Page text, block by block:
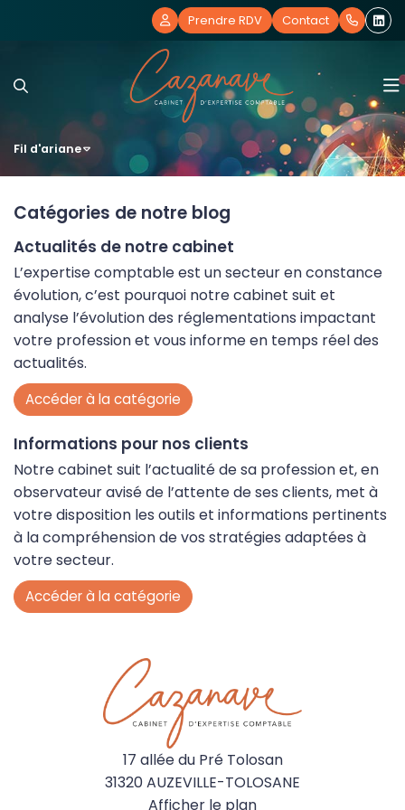
Prendre RDV Contact
Notre cabinet
Nos bureaux
Nos équipes
Nos outils collaboratifs
Vos témoignages
Comptabilité et Fiscalité
RH et Paie
Création d'entreprise
Juridique d’entreprise
Nos offres
Création d’entreprise
Essentiel
Révision des comptes & bilan
Actualités
Actualités
Guide de la facturation électronique
Simulateurs
Blog
Fil d'ariane
Catégories de notre blog
Actualités de notre cabinet
L’expertise comptable est un secteur en constance
évolution, c’est pourquoi notre cabinet suit et
analyse l’évolution des réglementations impactant
votre profession et vous informe en temps réel des
actualités.
Accéder à la catégorie
Informations pour nos clients
Notre cabinet suit l’actualité de sa profession et, en
observateur avisé de l’attente de ses clients, met à
votre disposition les outils et informations pertinents
à la compréhension de vos stratégies adaptées à
votre secteur.
Accéder à la catégorie
17 allée du Pré Tolosan
31320 AUZEVILLE-TOLOSANE
Afficher le plan